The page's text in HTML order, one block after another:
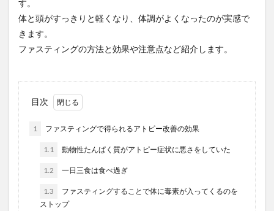
す。
体と頭がすっきりと軽くなり、体調がよくなったのが実感で
きます。
ファスティングの方法と効果や注意点など紹介します。
目次
1 ファスティングで得られるアトピー改善の効果
1.1 動物性たんぱく質がアトピー症状に悪さをしていた
1.2 一日三食は食べ過ぎ
1.3
ファスティングすることで体に毒素が入ってくるのを
ストップ